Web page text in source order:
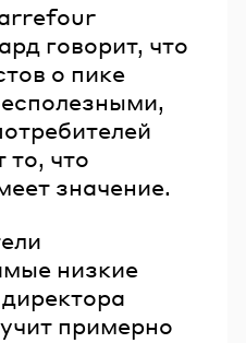
говорит, что
о пике
то, что
значение.
низкие
примерно